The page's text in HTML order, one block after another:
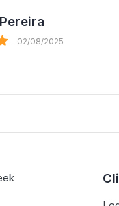
- 02/08/2025